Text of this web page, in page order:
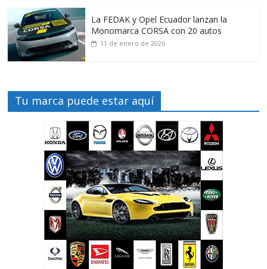
La FEDAK y Opel Ecuador lanzan la
Monomarca CORSA con 20 autos
11 de enero de 2026
Tu marca puede estar aquí